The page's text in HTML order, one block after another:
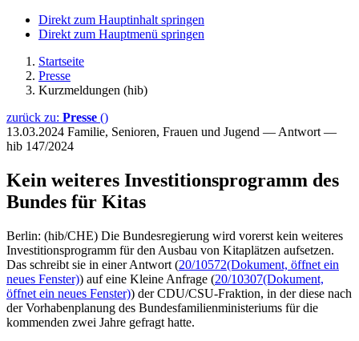
Direkt zum Hauptinhalt springen
Direkt zum Hauptmenü springen
Startseite
Presse
Kurzmeldungen (hib)
zurück zu: Presse ()
13.03.2024 Familie, Senioren, Frauen und Jugend — Antwort —
hib 147/2024
Kein weiteres Investitionsprogramm des
Bundes für Kitas
Berlin: (hib/CHE) Die Bundesregierung wird vorerst kein weiteres
Investitionsprogramm für den Ausbau von Kitaplätzen aufsetzen.
Das schreibt sie in einer Antwort (20/10572(Dokument, öffnet ein
neues Fenster)) auf eine Kleine Anfrage (20/10307(Dokument,
öffnet ein neues Fenster)) der CDU/CSU-Fraktion, in der diese nach
der Vorhabenplanung des Bundesfamilienministeriums für die
kommenden zwei Jahre gefragt hatte.